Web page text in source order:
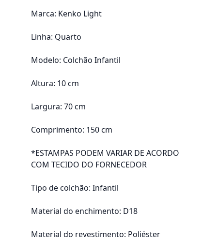
Marca: Kenko Light
Linha: Quarto
Modelo: Colchão Infantil
Altura: 10 cm
Largura: 70 cm
Comprimento: 150 cm
*ESTAMPAS PODEM VARIAR DE ACORDO
COM TECIDO DO FORNECEDOR
Tipo de colchão: Infantil
Material do enchimento: D18
Material do revestimento: Poliéster